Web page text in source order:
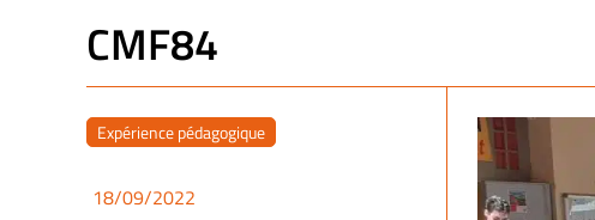
CMF84
Expérience pédagogique
18/09/2022